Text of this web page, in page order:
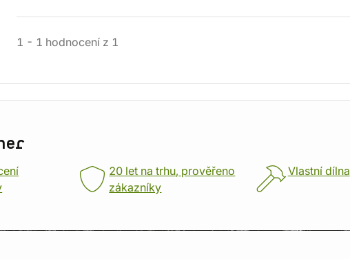
1 - 1 hodnocení z 1
20 let na trhu, prověřeno
zákazníky
Vlastní dílna